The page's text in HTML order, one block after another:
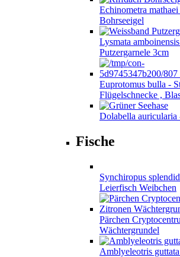
Echinometra
Bohrseeigel
Lysmata
Putzergarnele 3cm
Euprotomus bulla -
Flügelschnecke ,
Dolabella auricularia
Fische
Synchiropus
Leierfisch Weibchen
Pärchen
Wächtergrundel
Amblyeleotris